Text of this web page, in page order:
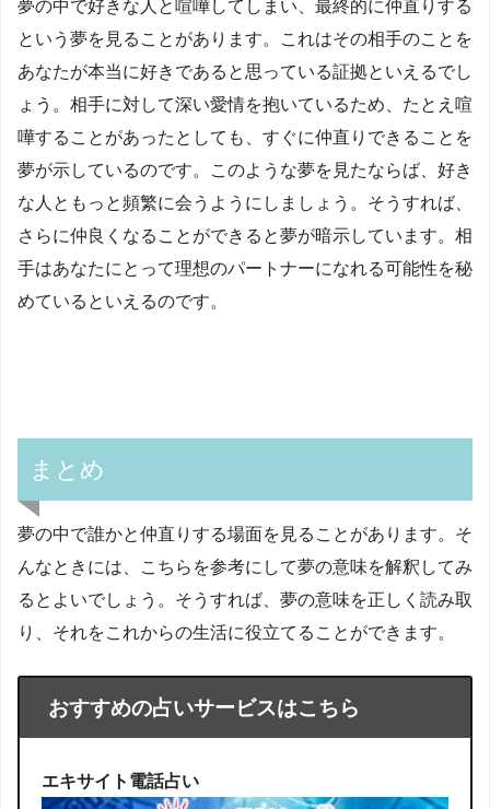
夢の中で好きな人と喧嘩してしまい、最終的に仲直りする
という夢を見ることがあります。これはその相手のことを
あなたが本当に好きであると思っている証拠といえるでし
ょう。相手に対して深い愛情を抱いているため、たとえ喧
嘩することがあったとしても、すぐに仲直りできることを
夢が示しているのです。このような夢を見たならば、好き
な人ともっと頻繁に会うようにしましょう。そうすれば、
さらに仲良くなることができると夢が暗示しています。相
手はあなたにとって理想のパートナーになれる可能性を秘
めているといえるのです。
まとめ
夢の中で誰かと仲直りする場面を見ることがあります。そ
んなときには、こちらを参考にして夢の意味を解釈してみ
るとよいでしょう。そうすれば、夢の意味を正しく読み取
り、それをこれからの生活に役立てることができます。
おすすめの占いサービスはこちら
エキサイト電話占い